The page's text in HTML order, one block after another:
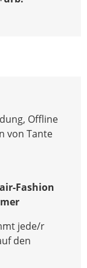
Offline
von Tante
Fashion
jede/r
den